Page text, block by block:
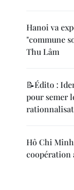
Hanoi va
"commune
Thu Lâm
📝Édito :
pour semer
Hô Chi
coopération